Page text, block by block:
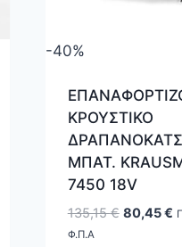
-40%
ΚΡΟΥΣΤΙΚΟ
ΜΠΑΤ.
7450 18V
135,15€ Original
80,45€Η
Φ.Π.Α